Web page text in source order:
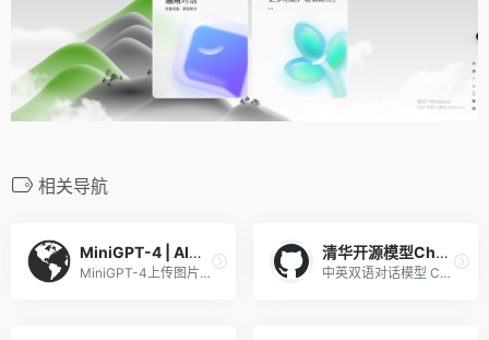
相关导航
MiniGPT-4 | AI看图聊天
MiniGPT-4上传图片并用自然语言与他们聊天，Demo开放在线可玩！
清华开源模型ChatGLM-6B可本地
中英双语对话模型 ChatGLM-6B，支持在单张消费级显卡上进行推理使用，支持中英双语问答的对话语言模型，并针对中文进行了优化。